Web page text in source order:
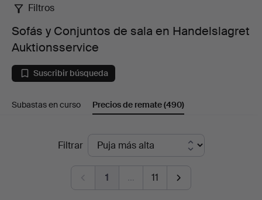
Sofás
Conjuntos
de
Handelslagret
Filtros
Sofás y Conjuntos de sala en Handelslagret
Auktionsservice
Suscribir búsqueda
Subastas en curso Precios de remate(490)
Filtrar
1 … 11